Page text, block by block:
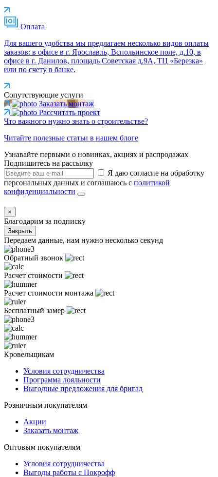
Оплата
Для вашего удобства мы предлагаем несколько видов оплаты
заказов: в офисе в г. Ярославль, Вспольинское поле, д.10, в
офисе в г. Данилов, площадь Советская д.9А, ТЦ «Березка»
или по счету в банке.
Сопутствующие услуги
Заказать монтаж
Рассчитать проект
Что важного нужно знать о строительстве?
Читайте полезные статьи в нашем блоге
Узнавайте первыми о новинках, акциях и распродажах
Подпишитесь на рассылку
Я даю согласие на обработку
персональных данных и соглашаюсь с политикой
конфиденциальности
×
Благодарим за подписку
Закрыть
Передаем данные, нам нужно несколько секунд
Обратный звонок
Расчет стоимости
Расчет стоимости монтажа
Бесплатный замер
Кровельщикам
Условия сотрудничества
Программа лояльности
Выгодные предложения для бригад
Розничным покупателям
Акции
Заказать монтаж
Оптовым покупателям
Условия сотрудничества
Выгоды работы с Покрофф